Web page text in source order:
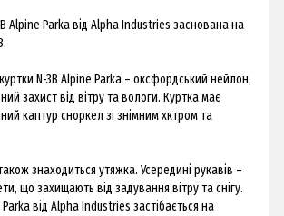
Alpine Parka від Alpha Industries заснована на
N-3B Alpine Parka – оксфордський нейлон,
захист від вітру та вологи. Куртка має
каптур сноркел зі знімним хктром та
знаходиться утяжка. Усередині рукавів –
що захищають від задування вітру та снігу.
від Alpha Industries застібається на